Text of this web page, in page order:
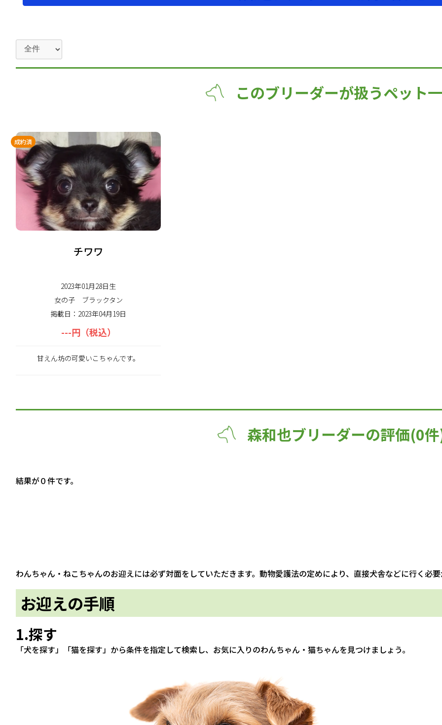
このブリーダーが扱うペット
成約済
チワワ
2023年01月28日生
女の子
ブラックタン
掲載日：2023年04月19日
---円（税込）
甘えん坊の可愛いこちゃんです。
森和也ブリーダーの評価(0
結果が０件です。
わんちゃん・ねこちゃんのお迎えには必ず対面をしていただきます。動物愛護法の定めにより、直接犬舎などに行く必
お迎えの手順
1.探す
「犬を探す」「猫を探す」から条件を指定して検索し、お気に入りのわんちゃん・猫ちゃんを見つけましょう。